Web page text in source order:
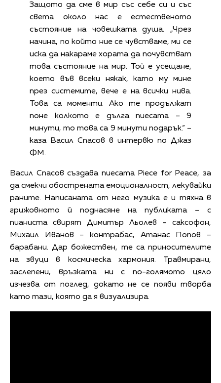
Защото да сме в мир със себе си и със
света около нас е естественото
състояние на човешката душа. „Чрез
начина, по който ние се чувстваме, ми се
иска да накараме хората да почувстват
това състояние на мир. Той е усещане,
което във всеки някак, като му мине
през системите, вече е на всички нива.
Това са моменти. Ако те продължат
поне колкото е дълга пиесата – 9
минути, то това са 9 минути подарък.“ –
каза Васил Спасов в интервю по Джаз
ФМ.
Васил Спасов създава пиесата Piece for Peace, за
да смекчи обострената емоционалност, лекувайки
раните. Написаната от него музика е и тяхна в
грижовното й поднасяне на публиката – с
пианиста свирят Димитър Льолев – саксофон,
Михаил Иванов – контрабас, Атанас Попов –
барабани. Дар божествен, те са приносителите
на звуци в космическа хармония. Травмирани,
заслепени, връзката ни с по-голямото цяло
изчезва от поглед, докато не се появи творба
като тази, която да я визуализира.